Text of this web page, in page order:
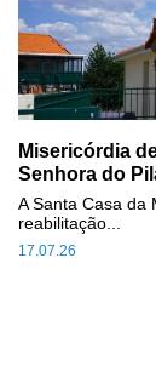
Misericórdia
Senhora do
17.07.26
A Santa Casa da
reabilitação...